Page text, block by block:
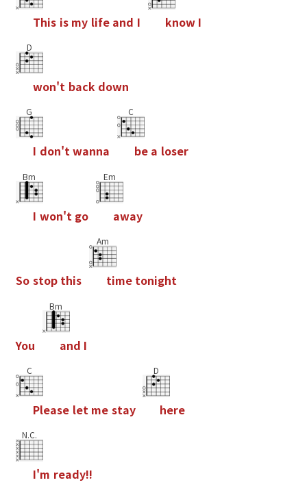
This is my life and I know I
D
won't back down
G
I don'twanna
C
be a loser
Bm
I won't go
Em
away
So stop this
Am
time tonight
You
Bm
and I
C
Please let me stay
D
here
N.C.
I'm ready!!